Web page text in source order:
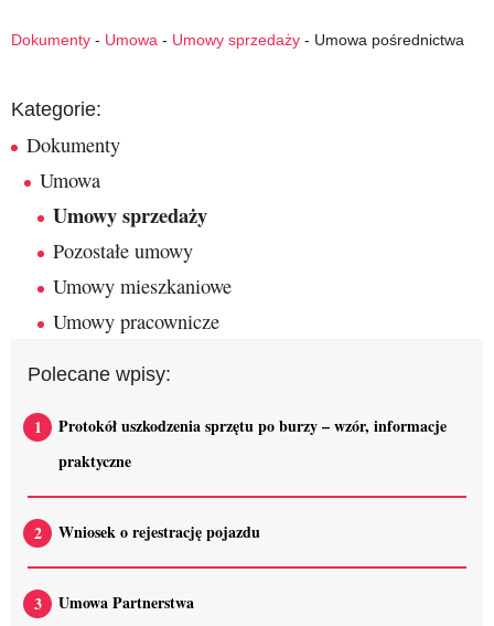
Dokumenty - Umowa - Umowy sprzedaży - Umowa pośrednictwa
Kategorie:
Dokumenty
Umowa
Umowy sprzedaży
Pozostałe umowy
Umowy mieszkaniowe
Umowy pracownicze
Polecane wpisy:
Protokół uszkodzenia sprzętu po burzy – wzór, informacje
praktyczne
Wniosek o rejestrację pojazdu
Umowa Partnerstwa